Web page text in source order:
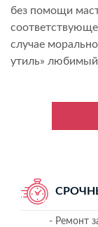
без помощи
случае
утиль»
- Ремонт